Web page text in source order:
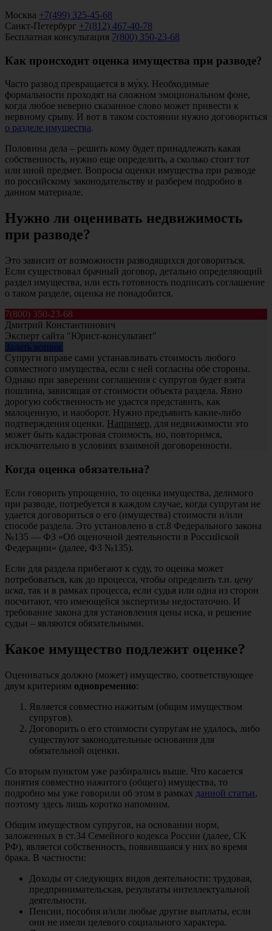
Москва +7(499) 325-45-68
Санкт-Петербург +7(812) 467-40-78
Бесплатная консультация 7(800) 350-23-68
Как происходит оценка имущества при разводе?
Часто развод превращается в му́ку. Необходимые
формальности проходят на сложном эмоциональном фоне,
когда любое неверно сказанное слово может привести к
нервному срыву. И вот в таком состоянии нужно договориться
о разделе имущества.
Половина дела – решить кому будет принадлежать какая
собственность, нужно еще определить, а сколько стоит тот
или иной предмет. Вопросы оценки имущества при разводе
по российскому законодательству и разберем подробно в
данном материале.
Нужно ли оценивать недвижимость
при разводе?
Это зависит от возможности разводящихся договориться.
Если существовал брачный договор, детально определяющий
раздел имущества, или есть готовность подписать соглашение
о таком разделе, оценка не понадобится.
7(800) 350-23-68
Дмитрий Константинович
Эксперт сайта "Юрист-консультант"
Супруги вправе сами устанавливать стоимость любого
совместного имущества, если с ней согласны обе стороны.
Однако при заверении соглашения с супругов будет взята
пошлина, зависящая от стоимости объекта раздела. Явно
дорогую собственность не удастся представить, как
малоценную, и наоборот. Нужно предъявить какие-либо
подтверждения оценки. Например, для недвижимости это
может быть кадастровая стоимость, но, повторимся,
исключительно в условиях взаимной договоренности.
Когда оценка обязательна?
Если говорить упрощенно, то оценка имущества, делимого
при разводе, потребуется в каждом случае, когда супругам не
удается договориться о его (имущества) стоимости и/или
способе раздела. Это установлено в ст.8 Федерального закона
№135 — ФЗ «Об оценочной деятельности в Российской
Федерации» (далее, ФЗ №135).
Если для раздела прибегают к суду, то оценка может
потребоваться, как до процесса, чтобы определить т.н. цену
иска, так и в рамках процесса, если судья или одна из сторон
посчитают, что имеющейся экспертизы недостаточно. И
требование закона для установления цены иска, и решение
судьи – являются обязательными.
Какое имущество подлежит оценке?
Оцениваться должно (может) имущество, соответствующее
двум критериям одновременно:
Является совместно нажитым (общим имуществом
супругов).
Договорить о его стоимости супругам не удалось, либо
существуют законодательные основания для
обязательной оценки.
Со вторым пунктом уже разбирались выше. Что касается
понятия совместно нажитого (общего) имущества, то
подробно мы уже говорили об этом в рамках данной статьи,
поэтому здесь лишь коротко напомним.
Общим имуществом супругов, на основании норм,
заложенных в ст.34 Семейного кодекса России (далее, СК
РФ), является собственность, появившаяся у них во время
брака. В частности:
Доходы от следующих видов деятельности: трудовая,
предпринимательская, результаты интеллектуальной
деятельности.
Пенсии, пособия и/или любые другие выплаты, если
они не имели целевого социального характера.